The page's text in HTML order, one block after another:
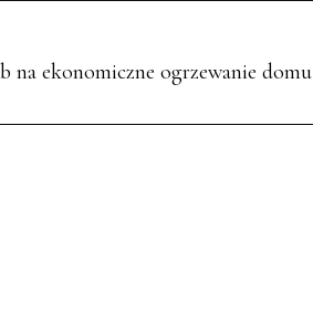
na ekonomiczne ogrzewanie domu